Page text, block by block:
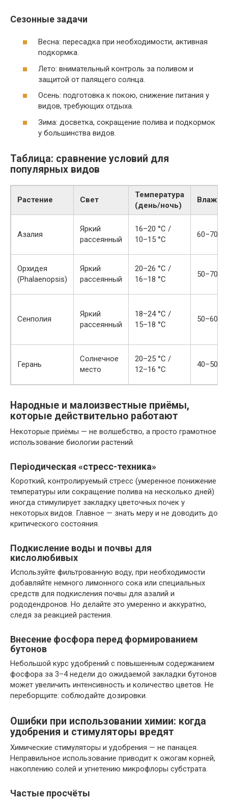
Сезонные задачи
Весна: пересадка при необходимости, активная
подкормка.
Лето: внимательный контроль за поливом и
защитой от палящего солнца.
Осень: подготовка к покою, снижение питания у
видов, требующих отдыха.
Зима: досветка, сокращение полива и подкормок
у большинства видов.
Таблица: сравнение условий для
популярных видов
Растение Свет
Температура
(день/ночь)
Азалия
Яркий
рассеянный
16–20 °C /
10–15 °C
60–70%
Орхидея
(Phalaenopsis)
Яркий
рассеянный
20–26 °C /
16–18 °C
50–70%
Сенполия
Яркий
рассеянный
18–24 °C /
15–18 °C
50–60%
Герань
Солнечное
место
20–25 °C /
12–16 °C
40–50%
Народные и малоизвестные приёмы,
которые действительно работают
Некоторые приёмы — не волшебство, а просто грамотное
использование биологии растений.
Періодическая «стресс-техника»
Короткий, контролируемый стресс (умеренное понижение
температуры или сокращение полива на несколько дней)
иногда стимулирует закладку цветочных почек у
некоторых видов. Главное — знать меру и не доводить до
критического состояния.
Подкисление воды и почвы для
кислолюбивых
Используйте фильтрованную воду, при необходимости
добавляйте немного лимонного сока или специальных
средств для подкисления почвы для азалий и
рододендронов. Но делайте это умеренно и аккуратно,
следя за реакцией растения.
Внесение фосфора перед формированием
бутонов
Небольшой курс удобрений с повышенным содержанием
фосфора за 3–4 недели до ожидаемой закладки бутонов
может увеличить интенсивность и количество цветов. Не
переборщите: соблюдайте дозировки.
Ошибки при использовании химии: когда
удобрения и стимуляторы вредят
Химические стимуляторы и удобрения — не панацея.
Неправильное использование приводит к ожогам корней,
накоплению солей и угнетению микрофлоры субстрата.
Частые просчёты